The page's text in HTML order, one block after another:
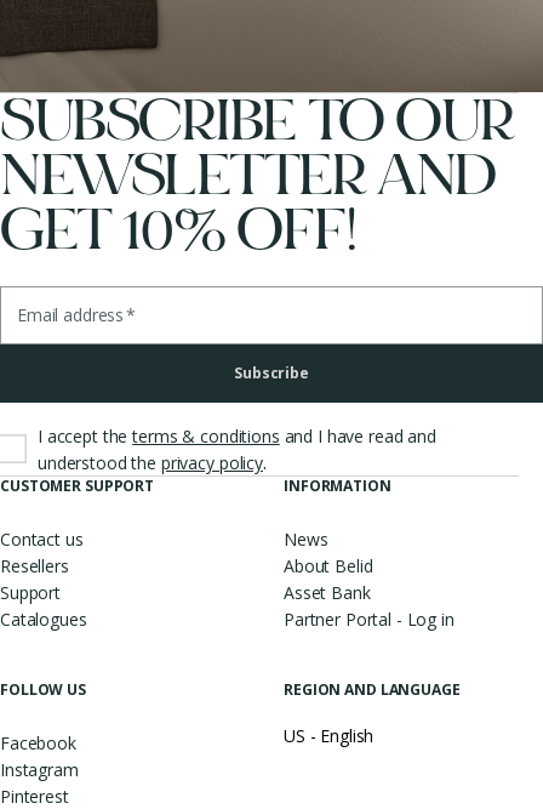
SUBSCRIBE TO OUR
NEWSLETTER AND
GET 10% OFF!
Email address*
Subscribe
I accept the terms & conditions and I have read and
understood the privacy policy.
CUSTOMER SUPPORT
Contact us
Resellers
Support
Catalogues
INFORMATION
News
About Belid
Asset Bank
Partner Portal - Log in
FOLLOW US
Facebook
Instagram
Pinterest
REGION AND LANGUAGE
US - English